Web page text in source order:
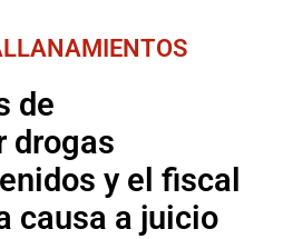
de
drogas
y el fiscal
causa a juicio